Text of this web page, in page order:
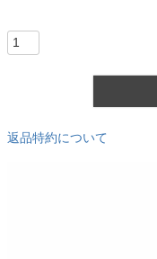
返品特約について